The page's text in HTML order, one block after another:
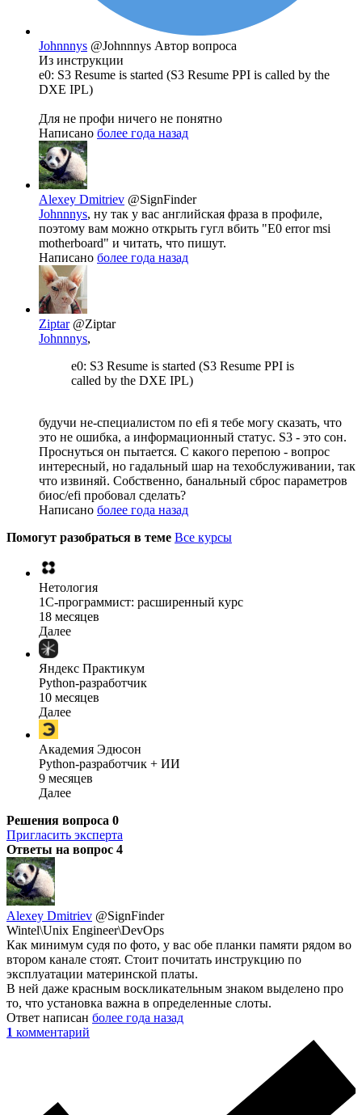
Johnnnys @Johnnnys Автор вопроса
Из инструкции
e0: S3 Resume is started (S3 Resume PPI is called by the
DXE IPL)
Для не профи ничего не понятно
Написано более года назад
Alexey Dmitriev @SignFinder
Johnnnys, ну так у вас английская фраза в профиле,
поэтому вам можно открыть гугл вбить "E0 error msi
motherboard" и читать, что пишут.
Написано более года назад
Ziptar @Ziptar
Johnnnys,
e0: S3 Resume is started (S3 Resume PPI is
called by the DXE IPL)
будучи не-специалистом по efi я тебе могу сказать, что
это не ошибка, а информационный статус. S3 - это сон.
Проснуться он пытается. С какого перепою - вопрос
интересный, но гадальный шар на техобслуживании, так
что извиняй. Собственно, банальный сброс параметров
биос/efi пробовал сделать?
Написано более года назад
Помогут разобраться в теме Все курсы
Нетология
1C-программист: расширенный курс
18 месяцев
Далее
Яндекс Практикум
Python-разработчик
10 месяцев
Далее
Академия Эдюсон
Python-разработчик + ИИ
9 месяцев
Далее
Решения вопроса 0
Пригласить эксперта
Ответы на вопрос 4
Alexey Dmitriev @SignFinder
Wintel\Unix Engineer\DevOps
Как минимум судя по фото, у вас обе планки памяти рядом во
втором канале стоят. Стоит почитать инструкцию по
эксплуатации материнской платы.
В ней даже красным воскликательным знаком выделено про
то, что установка важна в определенные слоты.
Ответ написан более года назад
1 комментарий